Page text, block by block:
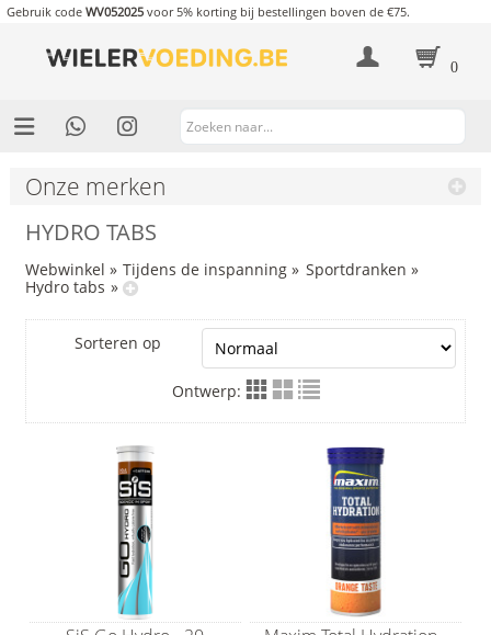
Gebruik code WV052025voor 5% korting bij bestellingen boven de €75.
0
Onze merken
HYDRO TABS
Webwinkel » Tijdens de inspanning » Sportdranken »
Hydro tabs »
Sorteren op
Ontwerp: